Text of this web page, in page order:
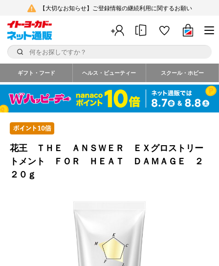
【大切なお知らせ】ご登録情報の継続利用に関するお願い
ギフト・フード ヘルス・ビューティー スクール・ホビー
花王 ＴＨＥ ＡＮＳＷＥＲ ＥＸグロストリー
トメント ＦＯＲ ＨＥＡＴ ＤＡＭＡＧＥ ２
２０ｇ